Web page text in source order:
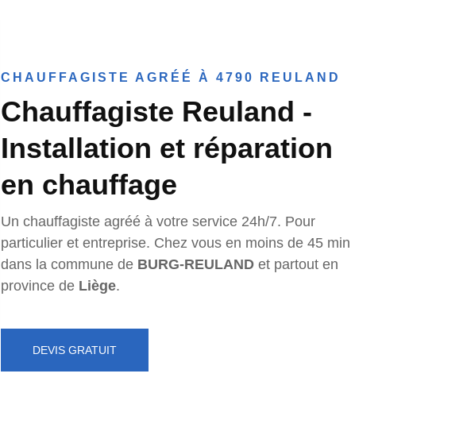
CHAUFFAGISTE AGRÉÉ À 4790 REULAND
Chauffagiste Reuland -
Installation et réparation
en chauffage
Un chauffagiste agréé à votre service 24h/7. Pour
particulier et entreprise. Chez vous en moins de 45 min
dans la commune de BURG-REULAND et partout en
province de Liège.
DEVIS GRATUIT